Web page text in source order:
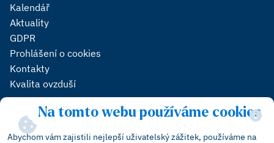
Na tomto webu používáme cookies
Abychom vám zajistili nejlepší uživatelský zážitek, používáme na
Kalendář
Aktuality
GDPR
Prohlášení o cookies
Kontakty
Kvalita ovzduší
Sledujte nás